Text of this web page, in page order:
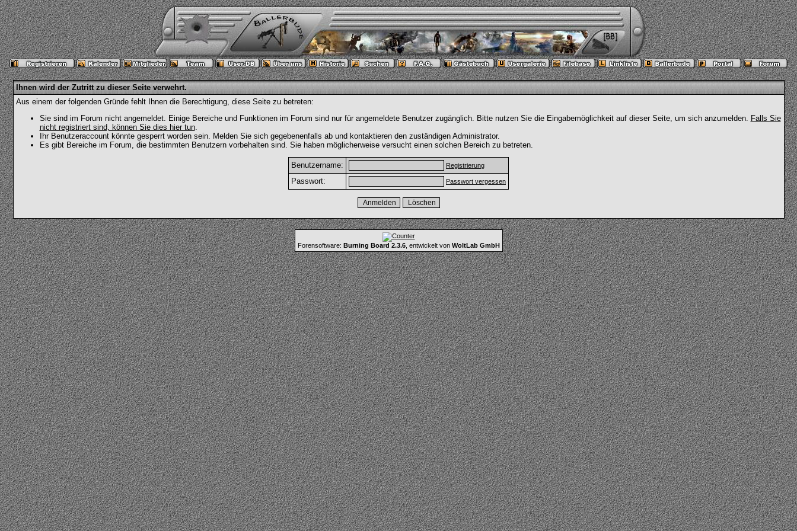
Ihnen wird der Zutritt zu dieser Seite verwehrt.
Aus einem der folgenden Gründe fehlt Ihnen die Berechtigung, diese Seite zu betreten:
Sie sind im Forum nicht angemeldet. Einige Bereiche und Funktionen im Forum sind nur für angemeldete Benutzer zugänglich. Bitte nutzen Sie die Eingabemöglichkeit auf dieser Seite, um sich anzumelden. Falls Sie
nicht registriert sind, können Sie dies hier tun.
Ihr Benutzeraccount könnte gesperrt worden sein. Melden Sie sich gegebenenfalls ab und kontaktieren den zuständigen Administrator.
Es gibt Bereiche im Forum, die bestimmten Benutzern vorbehalten sind. Sie haben möglicherweise versucht einen solchen Bereich zu betreten.
Benutzername: Registrierung
Passwort: Passwort vergessen
Forensoftware: Burning Board 2.3.6, entwickelt von WoltLab GmbH